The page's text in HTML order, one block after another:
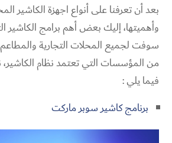
بعد أن تعرفنا على أنواع اجهزة الكاشير
وأهميتها، إليك بعض أهم برامج الكاشير
سوفت لجميع المحلات التجارية والمطاعم
من المؤسسات التي تعتمد نظام الكاشير،
فيما يلي :
برنامج كاشير سوبر ماركت